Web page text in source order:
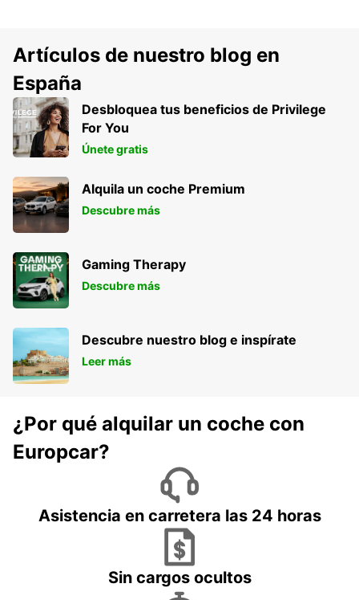
Artículos de nuestro blog en
España
Desbloquea tus beneficios de Privilege
For You
Únete gratis
Alquila un coche Premium
Descubre más
Gaming Therapy
Descubre más
Descubre nuestro blog e inspírate
Leer más
¿Por qué alquilar un coche con
Europcar?
Asistencia en carretera las 24 horas
Sin cargos ocultos